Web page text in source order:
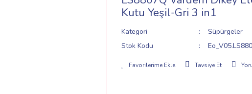
Kutu Yeşil-Gri 3 in1
Kategori
Süpürgeler
Stok Kodu
Tavsiye Et